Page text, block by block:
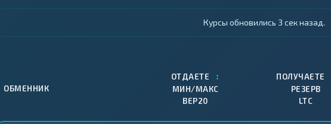
Курсы обновились 4 сек назад.
ОБМЕННИК
ОТДАЕТЕ ↕
МИН/МАКС
BEP20
ПОЛУЧАЕТЕ
РЕЗЕРВ
LTC